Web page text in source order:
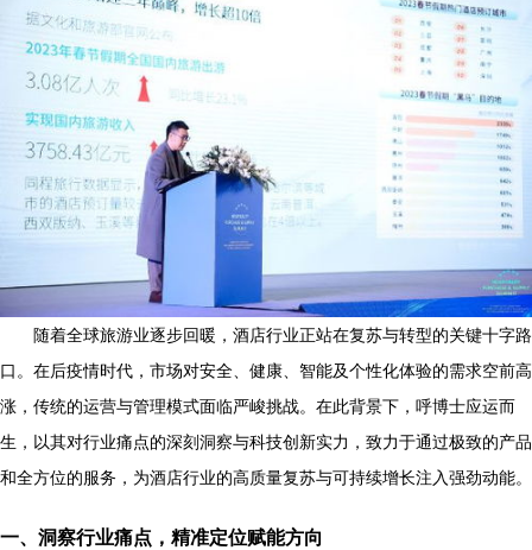
随着全球旅游业逐步回暖，酒店行业正站在复苏与转型的关键十字路
口。在后疫情时代，市场对安全、健康、智能及个性化体验的需求空前高
涨，传统的运营与管理模式面临严峻挑战。在此背景下，呼博士应运而
生，以其对行业痛点的深刻洞察与科技创新实力，致力于通过极致的产品
和全方位的服务，为酒店行业的高质量复苏与可持续增长注入强劲动能。
一、洞察行业痛点，精准定位赋能方向